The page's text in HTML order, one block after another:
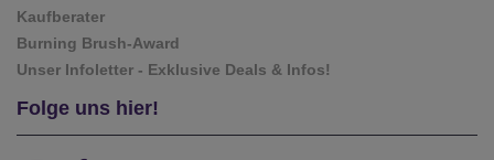
Kaufberater
Burning Brush-Award
Unser Infoletter - Exklusive Deals & Infos!
Folge uns hier!